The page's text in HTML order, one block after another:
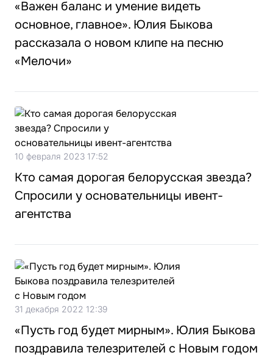
«Важен баланс и умение видеть
основное, главное». Юлия Быкова
рассказала о новом клипе на песню
«Мелочи»
10 февраля 2023 17:52
Кто самая дорогая белорусская звезда?
Спросили у основательницы ивент-
агентства
31 декабря 2022 12:39
«Пусть год будет мирным». Юлия Быкова
поздравила телезрителей с Новым годом